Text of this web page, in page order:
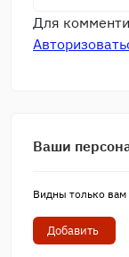
Для
Ваши
Видны только вам
Добавить